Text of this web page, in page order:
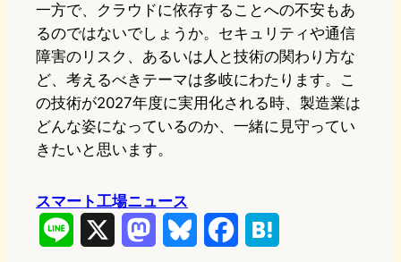
一方で、クラウドに依存することへの不安もあ
るのではないでしょうか。セキュリティや通信
障害のリスク、あるいは人と技術の関わり方な
ど、考えるべきテーマは多岐にわたります。こ
の技術が2027年度に実用化される時、製造業は
どんな姿になっているのか、一緒に見守ってい
きたいと思います。
スマート工場ニュース